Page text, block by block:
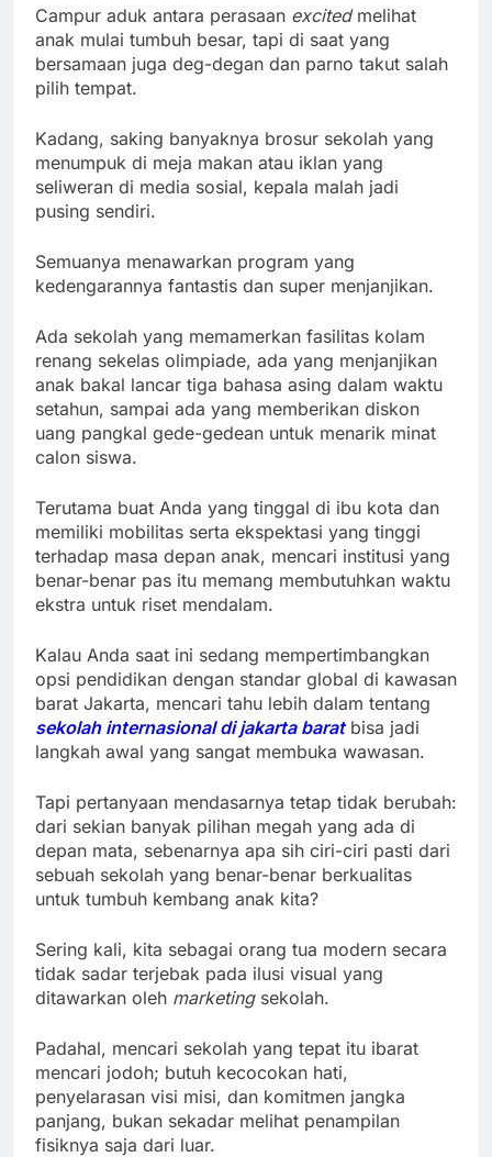
Campur aduk antara perasaan excitedmelihat
anak mulai tumbuh besar, tapi di saat yang
bersamaan juga deg-degan dan parno takut salah
pilih tempat.
Kadang, saking banyaknya brosur sekolah yang
menumpuk di meja makan atau iklan yang
seliweran di media sosial, kepala malah jadi
pusing sendiri.
Semuanya menawarkan program yang
kedengarannya fantastis dan super menjanjikan.
Ada sekolah yang memamerkan fasilitas kolam
renang sekelas olimpiade, ada yang menjanjikan
anak bakal lancar tiga bahasa asing dalam waktu
setahun, sampai ada yang memberikan diskon
uang pangkal gede-gedean untuk menarik minat
calon siswa.
Terutama buat Anda yang tinggal di ibu kota dan
memiliki mobilitas serta ekspektasi yang tinggi
terhadap masa depan anak, mencari institusi yang
benar-benar pas itu memang membutuhkan waktu
ekstra untuk riset mendalam.
Kalau Anda saat ini sedang mempertimbangkan
opsi pendidikan dengan standar global di kawasan
barat Jakarta, mencari tahu lebih dalam tentang
sekolah internasional di jakarta baratbisa jadi
langkah awal yang sangat membuka wawasan.
Tapi pertanyaan mendasarnya tetap tidak berubah:
dari sekian banyak pilihan megah yang ada di
depan mata, sebenarnya apa sih ciri-ciri pasti dari
sebuah sekolah yang benar-benar berkualitas
untuk tumbuh kembang anak kita?
Sering kali, kita sebagai orang tua modern secara
tidak sadar terjebak pada ilusi visual yang
ditawarkan oleh marketingsekolah.
Padahal, mencari sekolah yang tepat itu ibarat
mencari jodoh; butuh kecocokan hati,
penyelarasan visi misi, dan komitmen jangka
panjang, bukan sekadar melihat penampilan
fisiknya saja dari luar.